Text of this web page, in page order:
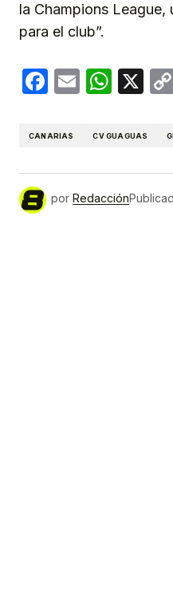
la Champions
para el club”.
Facebook
Email X
CANARIAS CV GUAGUAS
por Redacción